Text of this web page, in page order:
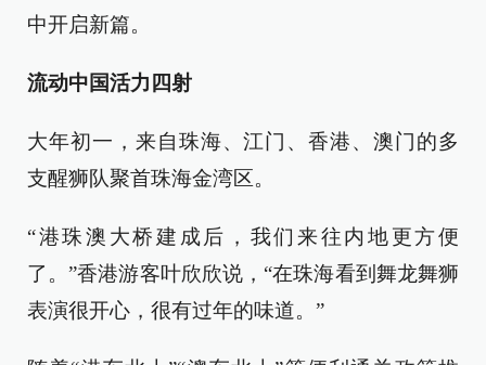
中开启新篇。
流动中国活力四射
大年初一，来自珠海、江门、香港、澳门的多
支醒狮队聚首珠海金湾区。
“港珠澳大桥建成后，我们来往内地更方便
了。”香港游客叶欣欣说，“在珠海看到舞龙舞狮
表演很开心，很有过年的味道。”